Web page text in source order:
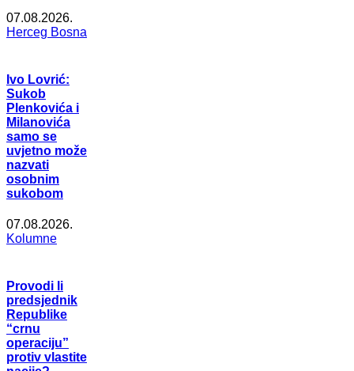
07.08.2026.
Herceg Bosna
Ivo Lovrić:
Sukob
Plenkovića i
Milanovića
samo se
uvjetno može
nazvati
osobnim
sukobom
07.08.2026.
Kolumne
Provodi li
predsjednik
Republike
“crnu
operaciju”
protiv vlastite